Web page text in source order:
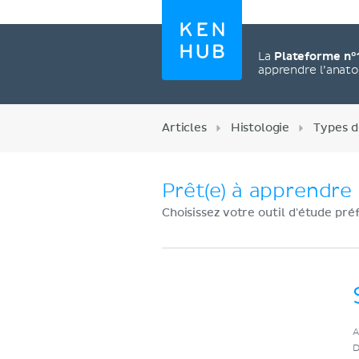
La Plateforme
apprendre
Articles Histologie Types
Prêt(e) à apprendre
Choisissez votre outil d'étude